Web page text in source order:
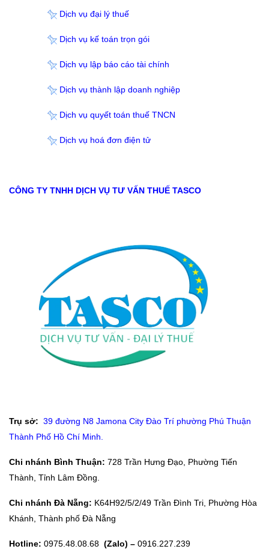
Dịch vụ đại lý thuế
Dịch vụ kế toán trọn gói
Dịch vụ lập báo cáo tài chính
Dịch vụ thành lập doanh nghiệp
Dịch vụ quyết toán thuế TNCN
Dịch vụ hoá đơn điện tử
CÔNG TY TNHH DỊCH VỤ TƯ VẤN THUẾ TASCO
Trụ sở: 39 đường N8 Jamona City Đào Trí phường Phú Thuận
Thành Phố Hồ Chí Minh.
Chi nhánh Bình Thuận: 728 Trần Hưng Đạo, Phường Tiến
Thành, Tỉnh Lâm Đồng.
Chi nhánh Đà Nẵng: K64H92/5/2/49 Trần Đình Tri, Phường Hòa
Khánh, Thành phố Đà Nẵng
Hotline: 0975.48.08.68 (Zalo) – 0916.227.239